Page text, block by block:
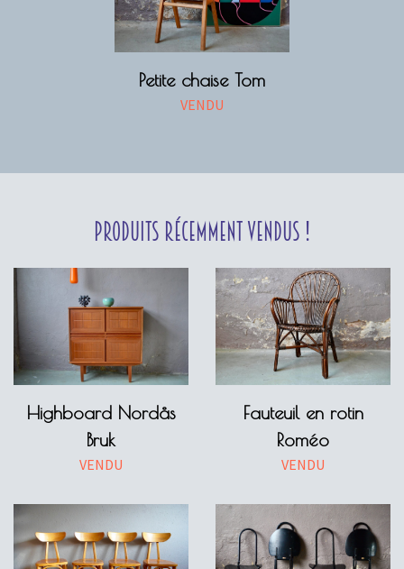
Petite chaise Tom
VENDU
Produits récemment vendus !
Highboard Nordås
Bruk
VENDU
Fauteuil en rotin
Roméo
VENDU